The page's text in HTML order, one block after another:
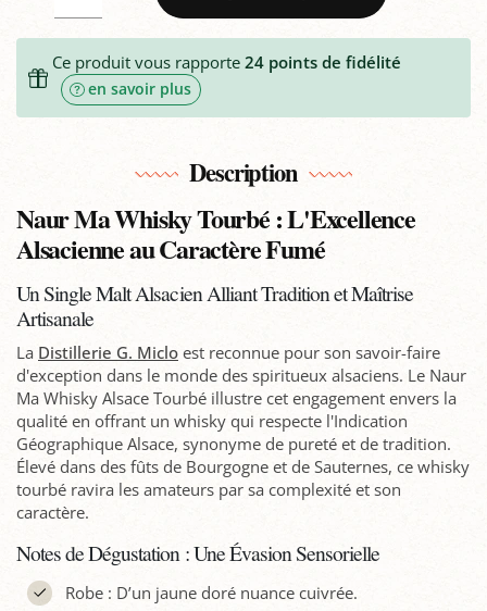
Ce produit vous rapporte24 points de fidélité
en savoir plus
Description
Naur Ma Whisky Tourbé : L'Excellence
Alsacienne au Caractère Fumé
Un Single Malt Alsacien Alliant Tradition et Maîtrise
Artisanale
La Distillerie G. Miclo est reconnue pour son savoir-faire
d'exception dans le monde des spiritueux alsaciens. Le Naur
Ma Whisky Alsace Tourbé illustre cet engagement envers la
qualité en offrant un whisky qui respecte l'Indication
Géographique Alsace, synonyme de pureté et de tradition.
Élevé dans des fûts de Bourgogne et de Sauternes, ce whisky
tourbé ravira les amateurs par sa complexité et son
caractère.
Notes de Dégustation : Une Évasion Sensorielle
Robe : D’un jaune doré nuance cuivrée.